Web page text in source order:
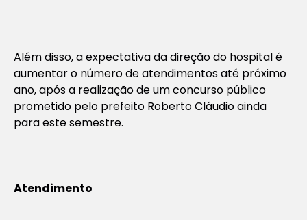
Além disso, a expectativa da direção do hospital é
aumentar o número de atendimentos até próximo
ano, após a realização de um concurso público
prometido pelo prefeito Roberto Cláudio ainda
para este semestre.
Atendimento